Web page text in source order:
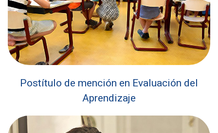
Postítulo de mención en Evaluación del
Aprendizaje